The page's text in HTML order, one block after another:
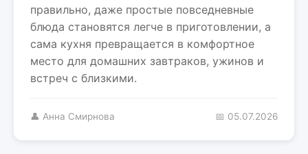
правильно, даже простые повседневные
блюда становятся легче в приготовлении, а
сама кухня превращается в комфортное
место для домашних завтраков, ужинов и
встреч с близкими.
👤 Анна Смирнова 📅 05.07.2026